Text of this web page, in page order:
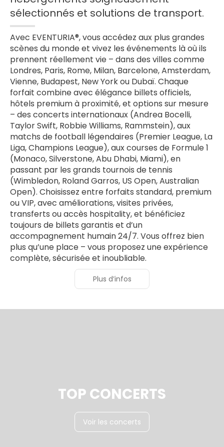
sélectionnés et solutions de transport.
Avec EVENTURIA®, vous accédez aux plus grandes
scènes du monde et vivez les événements là où ils
prennent réellement vie – dans des villes comme
Londres, Paris, Rome, Milan, Barcelone, Amsterdam,
Vienne, Budapest, New York ou Dubaï. Chaque
forfait combine avec élégance billets officiels,
hôtels premium à proximité, et options sur mesure
– des concerts internationaux (Andrea Bocelli,
Taylor Swift, Robbie Williams, Rammstein), aux
matchs de football légendaires (Premier League, La
Liga, Champions League), aux courses de Formule 1
(Monaco, Silverstone, Abu Dhabi, Miami), en
passant par les grands tournois de tennis
(Wimbledon, Roland Garros, US Open, Australian
Open). Choisissez entre forfaits standard, premium
ou VIP, avec améliorations, visites privées,
transferts ou accès hospitality, et bénéficiez
toujours de billets garantis et d’un
accompagnement humain 24/7. Vous offrez bien
plus qu’une place – vous proposez une expérience
complète, sécurisée et inoubliable.
Plus d’infos
TOP CONCERTS
Voir les concerts